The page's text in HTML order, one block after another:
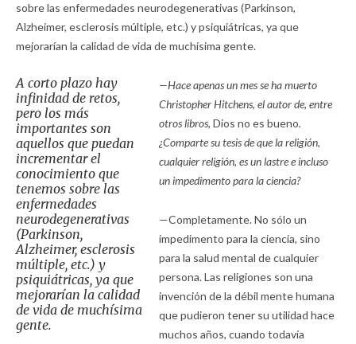
sobre las enfermedades neurodegenerativas (Parkinson,
Alzheimer, esclerosis múltiple, etc.) y psiquiátricas, ya que
mejorarían la calidad de vida de muchísima gente.
A corto plazo hay
infinidad de retos,
pero los más
importantes son
aquellos que puedan
incrementar el
conocimiento que
tenemos sobre las
enfermedades
neurodegenerativas
(Parkinson,
Alzheimer, esclerosis
múltiple, etc.) y
psiquiátricas, ya que
mejorarían la calidad
de vida de muchísima
gente.
—Hace apenas un mes se ha muerto
Christopher Hitchens, el autor de, entre
otros libros, Dios no es bueno.
¿Comparte su tesis de que la religión,
cualquier religión, es un lastre e incluso
un impedimento para la ciencia?
—Completamente. No sólo un
impedimento para la ciencia, sino
para la salud mental de cualquier
persona. Las religiones son una
invención de la débil mente humana
que pudieron tener su utilidad hace
muchos años, cuando todavía